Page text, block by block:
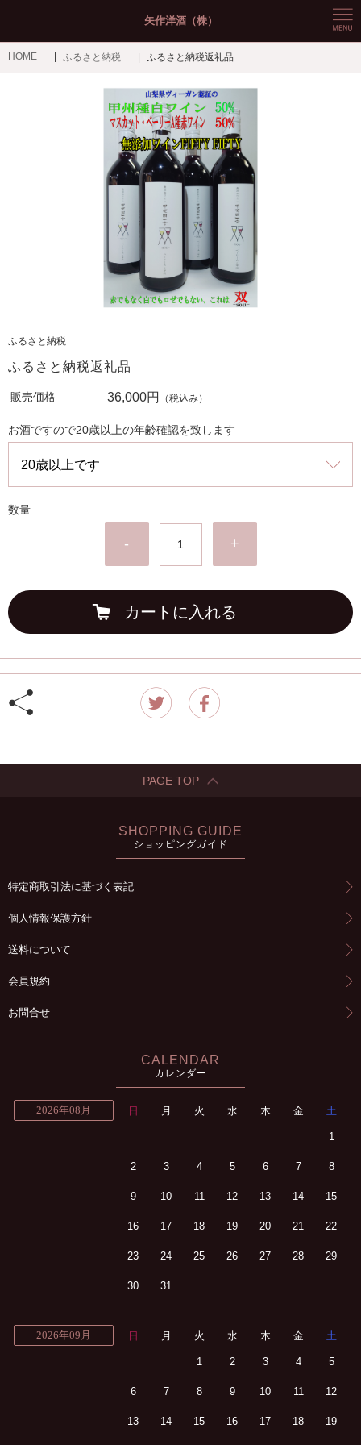
矢作洋酒（株）
HOME ふるさと納税 ふるさと納税返礼品
ふるさと納税
ふるさと納税返礼品
販売価格 36,000円 （税込み）
お酒ですので20歳以上の年齢確認を致します
数量
- +
カートに入れる
PAGE TOP
SHOPPING GUIDE
ショッピングガイド
特定商取引法に基づく表記
個人情報保護方針
送料について
会員規約
お問合せ
CALENDAR
カレンダー
2026年08月 日 月 火 水 木 金 土
1
2 3 4 5 6 7 8
9 10 11 12 13 14 15
16 17 18 19 20 21 22
23 24 25 26 27 28 29
30 31
2026年09月 日 月 火 水 木 金 土
1 2 3 4 5
6 7 8 9 10 11 12
13 14 15 16 17 18 19